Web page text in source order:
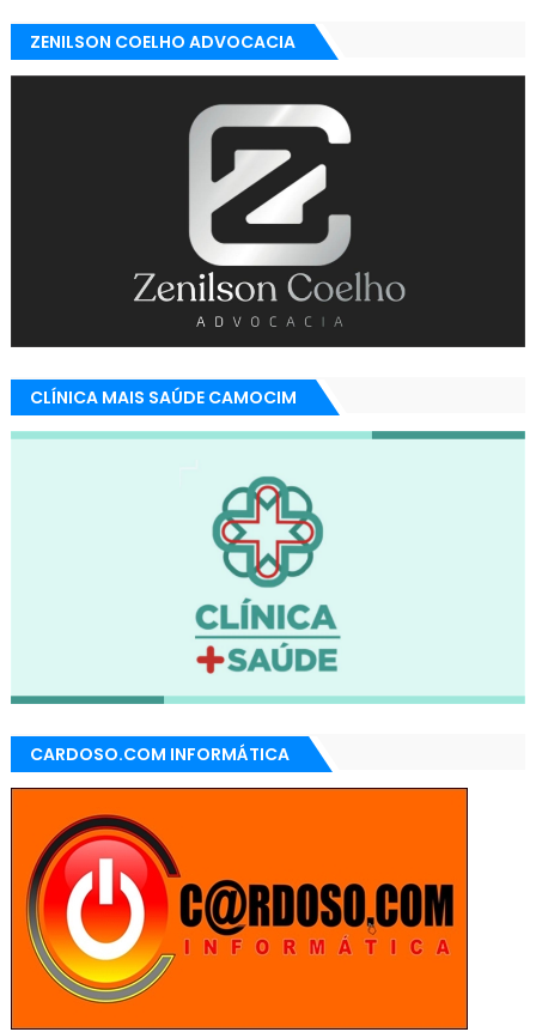
ZENILSON COELHO ADVOCACIA
CLÍNICA MAIS SAÚDE CAMOCIM
CARDOSO.COM INFORMÁTICA